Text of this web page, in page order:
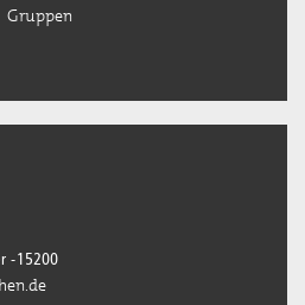
Gruppen
-15200